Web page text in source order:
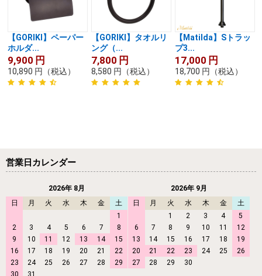
【GORIKI】ペーパー
ホルダ...
9,900 円
10,890 円 （税込）
【GORIKI】タオルリ
ング（...
7,800 円
8,580 円 （税込）
【Matilda】Sトラッ
プ3...
17,000 円
18,700 円 （税込）
営業日カレンダー
2026年 8月
日
月 火 水 木 金
土
1
2
3 4 5 6 7
8
9
10 11 12 13 14
15
16
17 18 19 20 21
22
23
24 25 26 27 28
29
30
31
2026年 9月
日
月 火 水 木 金
土
1
2 3 4
5
6
7 8 9 10 11
12
13
14 15 16 17 18
19
20
21 22 23 24 25
26
27
28 29 30